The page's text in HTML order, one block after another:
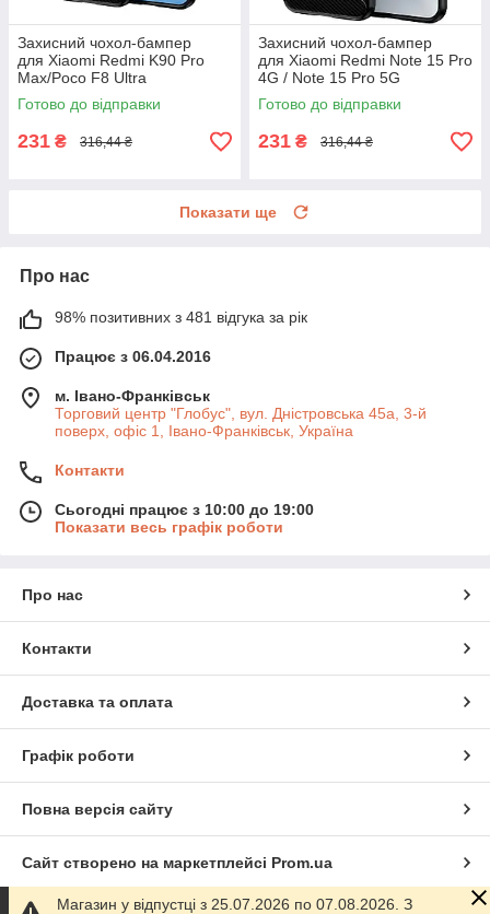
Захисний чохол-бампер
для Xiaomi Redmi K90 Pro
Max/Poco F8 Ultra
Готово до відправки
231 ₴ 316,44 ₴
Захисний чохол-бампер
для Xiaomi Redmi Note 15 Pro
4G / Note 15 Pro 5G
Готово до відправки
231 ₴ 316,44 ₴
Показати ще
Про нас
98% позитивних з 481 відгука за рік
Працює з 06.04.2016
м. Івано-Франківськ
Торговий центр "Глобус", вул. Дністровська 45а, 3-й
поверх, офіс 1, Івано-Франківськ, Україна
Контакти
Сьогодні працює з 10:00 до 19:00
Показати весь графік роботи
Про нас
Контакти
Доставка та оплата
Графік роботи
Повна версія сайту
Сайт створено на маркетплейсі Prom.ua
Магазин у відпустці з 25.07.2026 по 07.08.2026. З